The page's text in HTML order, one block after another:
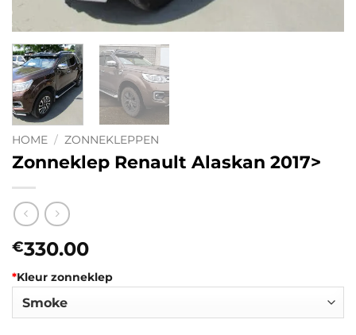
HOME / ZONNEKLEPPEN
Zonneklep Renault Alaskan 2017>
€330.00
*Kleur zonneklep